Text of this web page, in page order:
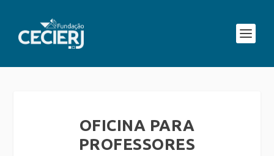
OFICINA PARA
PROFESSORES